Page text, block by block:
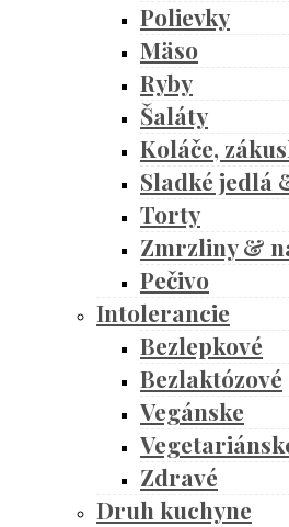
Polievky
Mäso
Ryby
Šaláty
Koláče,
Sladké jedlá
Torty
Zmrzliny &
Pečivo
Intolerancie
Bezlepkové
Bezlaktózové
Vegánske
Zdravé
Druh kuchyne